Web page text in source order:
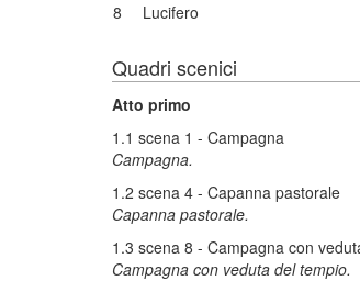
8
Lucifero
Quadri scenici
Atto primo
1.1 scena 1 - Campagna
Campagna.
1.2 scena 4 - Capanna pastorale
Capanna pastorale.
1.3 scena 8 - Campagna con
Campagna con veduta del tempio.